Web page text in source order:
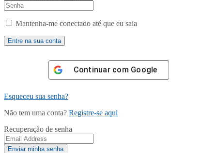
Mantenha-me conectado até que eu saia
Continuar com Google
Esqueceu sua senha?
Não tem uma conta? Registre-se aqui
Recuperação de senha